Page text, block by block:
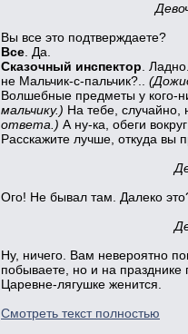
Вы все это подтверждаете?
Все . Да.
Сказочный инспектор .
не Мальчик-с-пальчик?..
Волшебные предметы у кого-
мальчику.) На тебе, случайно,
ответа.) А ну-ка, обеги
Расскажите лучше, откуда вы
Ого! Не бывал там. Далеко
Ну, ничего. Вам невероятно
побываете, но и на
Царевне-лягушке женится.
Смотреть текст полностью